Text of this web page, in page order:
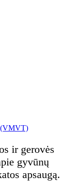
(VMVT)
ir gerovės
gyvūnų
apsaugą.